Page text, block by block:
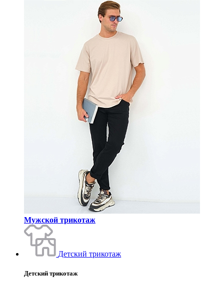
Мужской трикотаж
Детский трикотаж
Детский трикотаж